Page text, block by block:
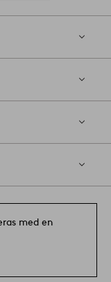
till
favoriter
med en